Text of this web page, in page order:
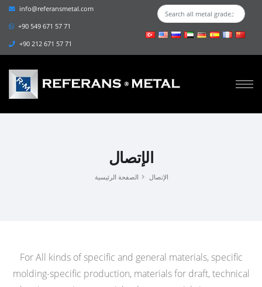
info@referansmetal.com
+90 549 671 57 71
+90 212 671 57 71
الإتصال
الصفحة الرئيسية الإتصال
For All kinds of specific and general materials, specific
molding-specific production, materials for draft, technical